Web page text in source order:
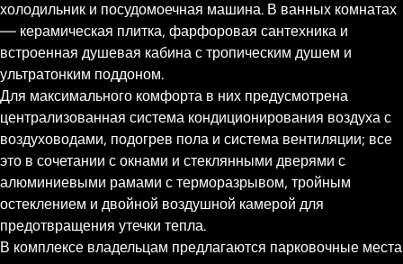
холодильник и посудомоечная машина. В ванных комнатах
— керамическая плитка, фарфоровая сантехника и
встроенная душевая кабина с тропическим душем и
ультратонким поддоном.
Для максимального комфорта в них предусмотрена
централизованная система кондиционирования воздуха с
воздуховодами, подогрев пола и система вентиляции; все
это в сочетании с окнами и стеклянными дверями с
алюминиевыми рамами с терморазрывом, тройным
остеклением и двойной воздушной камерой для
предотвращения утечки тепла.
В комплексе владельцам предлагаются парковочные места